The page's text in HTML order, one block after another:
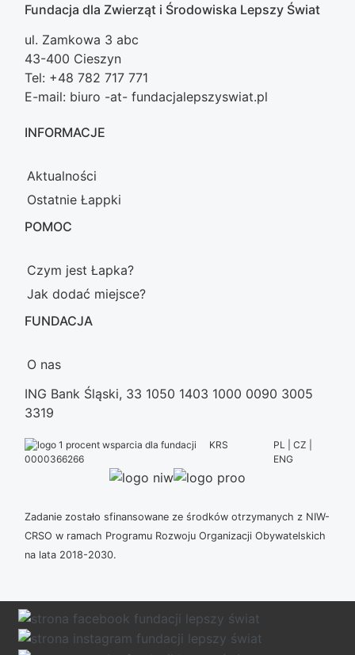
Fundacja dla Zwierząt i Środowiska Lepszy Świat
ul. Zamkowa 3 abc
43-400 Cieszyn
Tel: +48 782 717 771
E-mail: biuro -at- fundacjalepszyswiat.pl
INFORMACJE
Aktualności
Ostatnie Łappki
POMOC
Czym jest Łapka?
Jak dodać miejsce?
FUNDACJA
O nas
ING Bank Śląski, 33 1050 1403 1000 0090 3005
3319
KRS
0000366266
PL | CZ |
ENG
Zadanie zostało sfinansowane ze środków otrzymanych z NIW-
CRSO w ramach Programu Rozwoju Organizacji Obywatelskich
na lata 2018-2030.